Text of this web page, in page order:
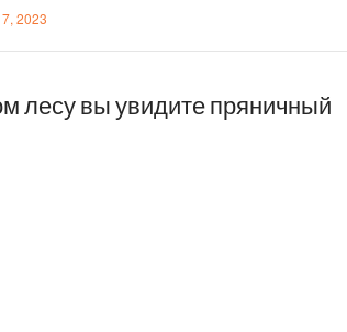
2023
лесу вы увидите пряничный